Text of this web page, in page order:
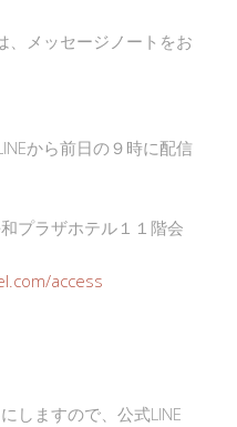
、メッセージノートをお
から前日の９時に配信
プラザホテル１１階会
access
しますので、公式LINE